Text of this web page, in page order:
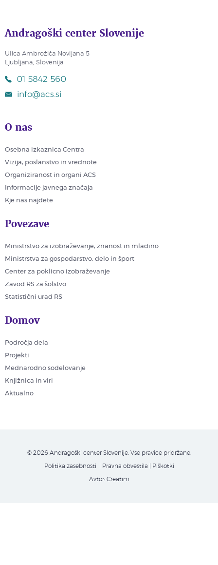
Andragoški center Slovenije
Ulica Ambrožiča Novljana 5
Ljubljana, Slovenija
01 5842 560
info@acs.si
O nas
Osebna izkaznica Centra
Vizija, poslanstvo in vrednote
Organiziranost in organi ACS
Informacije javnega značaja
Kje nas najdete
Povezave
Ministrstvo za izobraževanje, znanost in mladino
Ministrstva za gospodarstvo, delo in šport
Center za poklicno izobraževanje
Zavod RS za šolstvo
Statistični urad RS
Domov
Področja dela
Projekti
Mednarodno sodelovanje
Knjižnica in viri
Aktualno
© 2026 Andragoški center Slovenije. Vse pravice pridržane.
Politika zasebnosti | Pravna obvestila Piškotki
Avtor: Creatim